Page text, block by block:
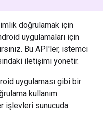
doğrulamak için
uygulamaları için
Bu API'ler, istemci
iletişimi yönetir.
uygulaması gibi bir
kullanım
işlevleri sunucuda